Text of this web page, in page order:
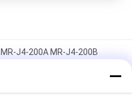
J4-200A MR-J4-200B
MR-J2S-350A MR-